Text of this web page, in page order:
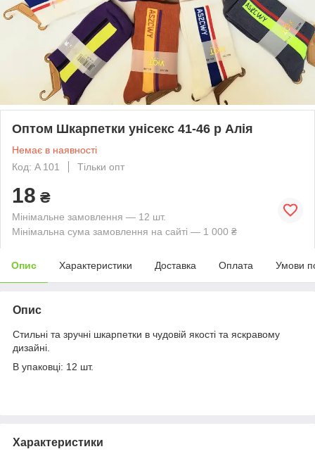
Оптом Шкарпетки унісекс 41-46 р Алія
Немає в наявності
Код: A 101
Тільки опт
18 ₴
Мінімальне замовлення — 12 шт.
Мінімальна сума замовлення на сайті — 1 000 ₴
Опис Характеристики Доставка Оплата Умови
Опис
Стильні та зручні шкарпетки в чудовій якості та яскравому
дизайні.
В упаковці: 12 шт.
Характеристики